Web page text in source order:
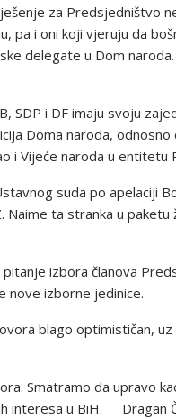
za Predsjedništvo
pa i oni koji vjeruju da
delegate u Dom
SDP i DF imaju svoju
Doma naroda,
i Vijeće naroda u entitetu
suda po apelaciji
ta stranka u
izbora članova
nove izborne jedinice.
blago optimističan,
Smatramo da upravo
interesa u BiH. Dragan